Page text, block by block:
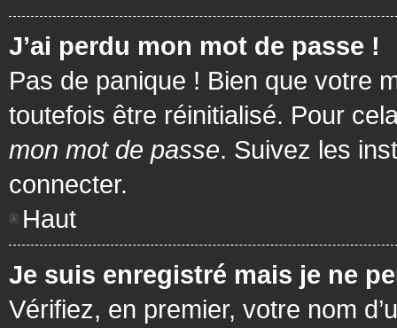
J’ai perdu mon mot de passe !
Pas de panique ! Bien que votre
toutefois être réinitialisé. Pour
mon mot de passe. Suivez les
connecter.
Haut
Je suis enregistré mais je ne
Vérifiez, en premier, votre nom